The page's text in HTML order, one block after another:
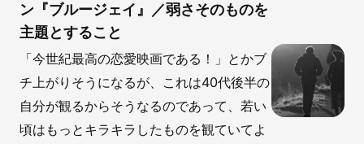
ン『ブルージェイ』／弱さそのものを
主題とすること
「今世紀最高の恋愛映画である！」とかブ
チ上がりそうになるが、これは40代後半の
自分が観るからそうなるのであって、若い
頃はもっとキラキラしたものを観ていてよ